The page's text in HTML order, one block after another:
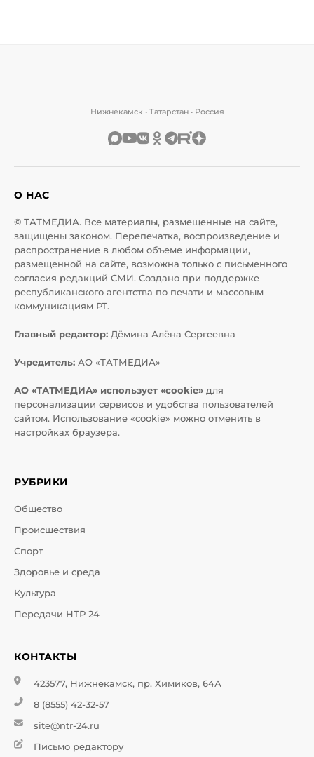
Нижнекамск • Татарстан • Россия
О НАС
© ТАТМЕДИА. Все материалы, размещенные на сайте,
защищены законом. Перепечатка, воспроизведение и
распространение в любом объеме информации,
размещенной на сайте, возможна только с письменного
согласия редакций СМИ. Создано при поддержке
республиканского агентства по печати и массовым
коммуникациям РТ.
Главный редактор: Дёмина Алёна Сергеевна
Учредитель: АО «ТАТМЕДИА»
АО «ТАТМЕДИА» использует «cookie» для
персонализации сервисов и удобства пользователей
сайтом. Использование «cookie» можно отменить в
настройках браузера.
РУБРИКИ
Общество
Происшествия
Спорт
Здоровье и среда
Культура
Передачи НТР 24
КОНТАКТЫ
423577, Нижнекамск, пр. Химиков, 64А
8 (8555) 42-32-57
site@ntr-24.ru
Письмо редактору